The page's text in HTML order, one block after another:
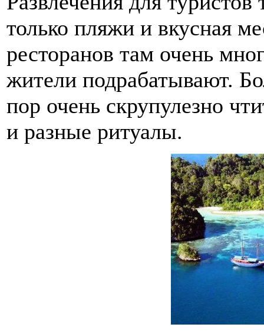
только пляжи и вкусная
ресторанов там очень
жители подрабатывают.
пор очень скрупулезно
и разные ритуалы.